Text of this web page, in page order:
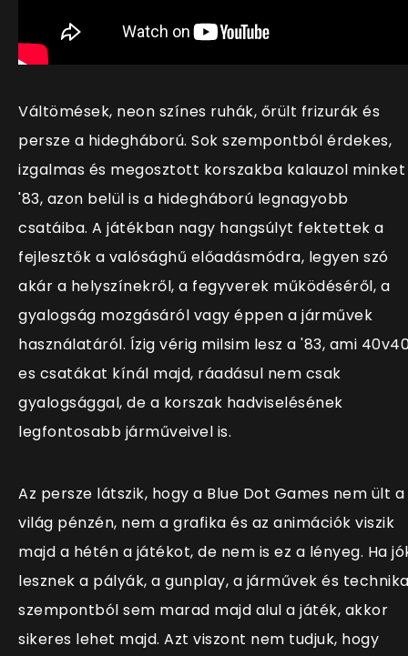
Váltömések, neon színes ruhák, őrült frizurák és
persze a hidegháború. Sok szempontból érdekes,
izgalmas és megosztott korszakba kalauzol
'83, azon belül is a hidegháború legnagyobb
csatáiba. A játékban nagy hangsúlyt fektettek a
fejlesztők a valósághű előadásmódra, legyen szó
akár a helyszínekről, a fegyverek működéséről, a
gyalogság mozgásáról vagy éppen a járművek
használatáról. Ízig vérig milsim lesz a '83, ami
es csatákat kínál majd, ráadásul nem csak
gyalogsággal, de a korszak hadviselésének
legfontosabb járműveivel is.
Az persze látszik, hogy a Blue Dot Games nem ült a
világ pénzén, nem a grafika és az animációk viszik
majd a hétén a játékot, de nem is ez a lényeg. Ha
lesznek a pályák, a gunplay, a járművek és
szempontból sem marad majd alul a játék, akkor
sikeres lehet majd. Azt viszont nem tudjuk, hogy